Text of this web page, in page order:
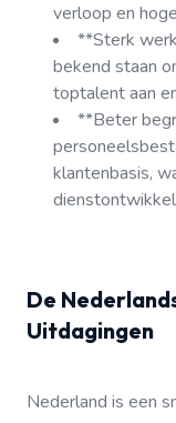
verloop en
**Sterk
bekend staan
toptalent aan
**Beter
klantenbasis,
De
Uitdagingen
Nederland is een